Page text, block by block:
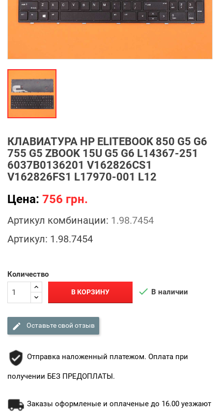
КЛАВИАТУРА HP ELITEBOOK 850 G5 G6
755 G5 ZBOOK 15U G5 G6 L14367-251
6037B0136201 V162826CS1
V162826FS1 L17970-001 L12
Цена: 756 грн.
Артикул комбинации: 1.98.7454
Артикул: 1.98.7454
Количество
В КОРЗИНУ  В наличии
Оставьте свой отзыв
Отправка наложенный платежом. Оплата при
получении БЕЗ ПРЕДОПЛАТЫ.
Заказы оформленые и оплаченые до 16.00 уезжают